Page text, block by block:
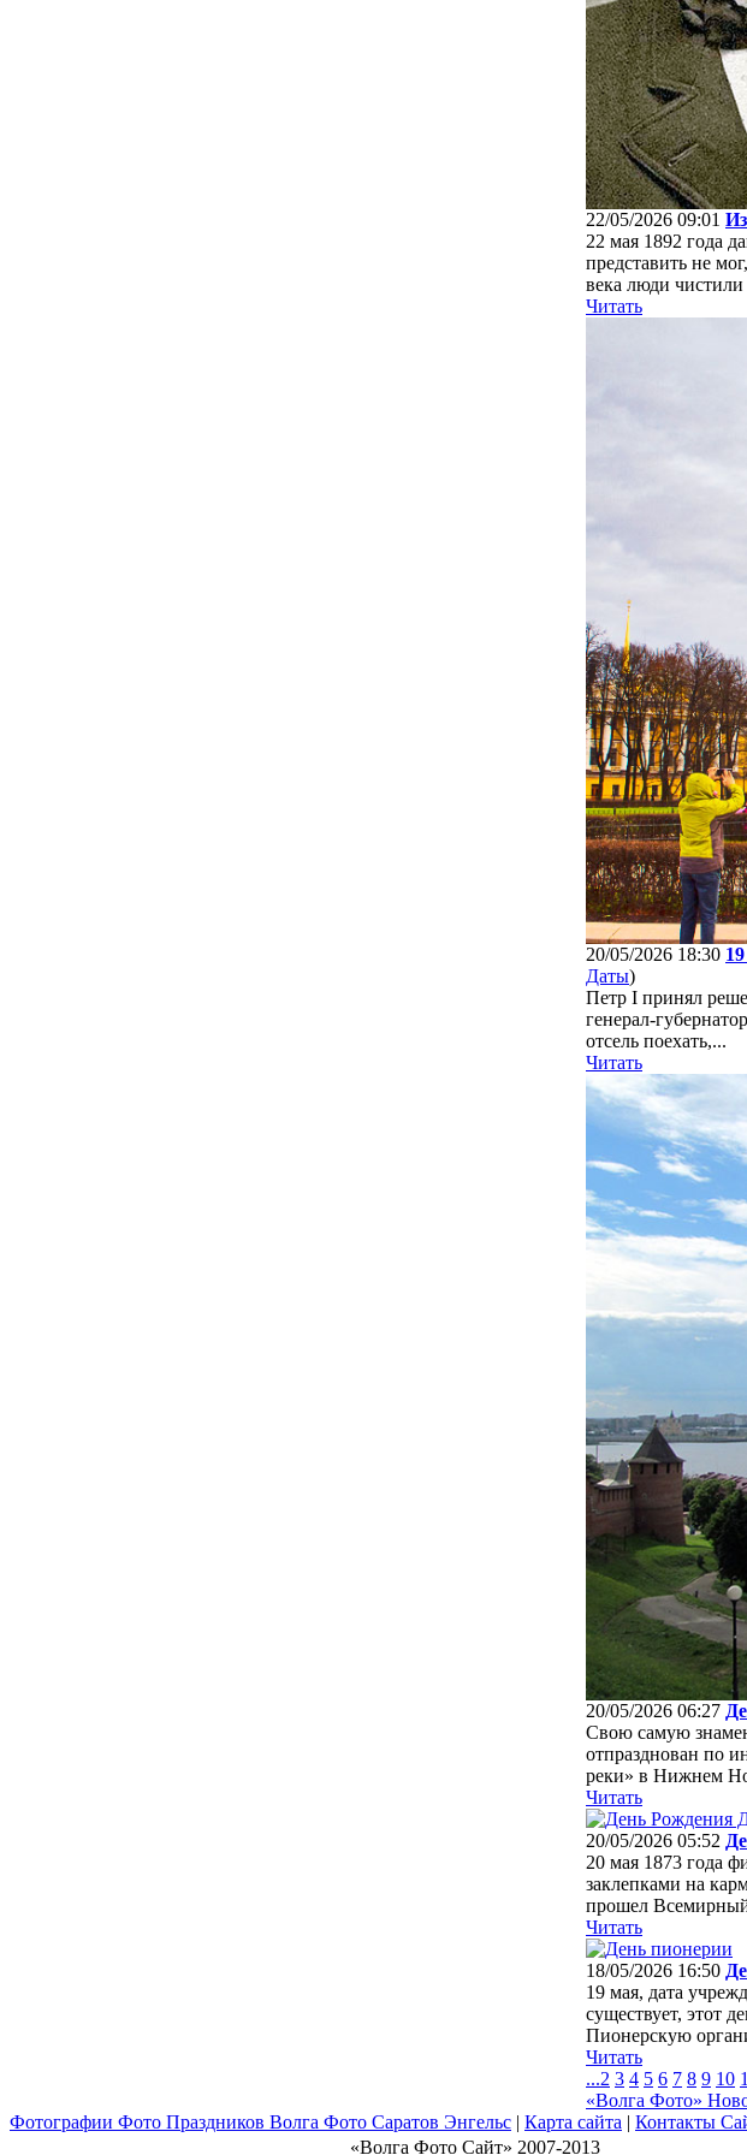
22/05/2026 09:01
22 мая 1892 года
представить не
века люди чистили
Читать
20/05/2026 18:30
Даты)
Петр I принял
генерал-
отсель поехать,...
Читать
20/05/2026 06:27
Свою самую
отпразднован по
реки» в Нижнем
Читать
20/05/2026 05:52
20 мая 1873 года
заклепками на
прошел
Читать
18/05/2026 16:50
19 мая, дата
существует, этот
Пионерскую
Читать
...2 3 4 5 6 7 8 9 10
«Волга Фото»
Фотографии Фото Праздников Волга Фото Саратов Энгельс | Карта сайта | Контакты
«Волга Фото Сайт» 2007-2013